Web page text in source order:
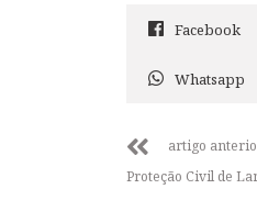
Facebook
Whatsapp
artigo
Proteção Civil de